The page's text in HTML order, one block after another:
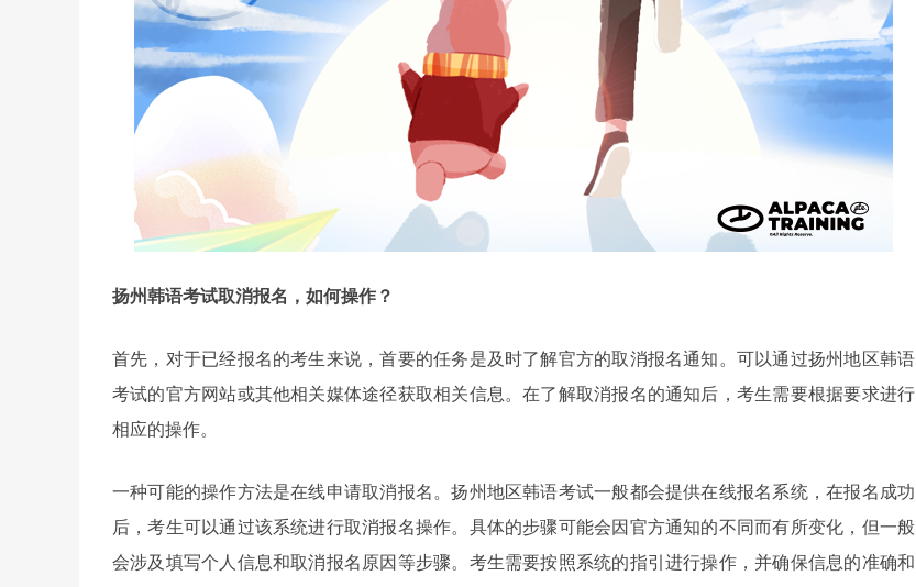
扬州韩语考试取消报名，如何操作？
首先，对于已经报名的考生来说，首要的任务是及时了解官方的取消报名通知。可以通过扬州地区韩语
考试的官方网站或其他相关媒体途径获取相关信息。在了解取消报名的通知后，考生需要根据要求进行
相应的操作。
一种可能的操作方法是在线申请取消报名。扬州地区韩语考试一般都会提供在线报名系统，在报名成功
后，考生可以通过该系统进行取消报名操作。具体的步骤可能会因官方通知的不同而有所变化，但一般
会涉及填写个人信息和取消报名原因等步骤。考生需要按照系统的指引进行操作，并确保信息的准确和